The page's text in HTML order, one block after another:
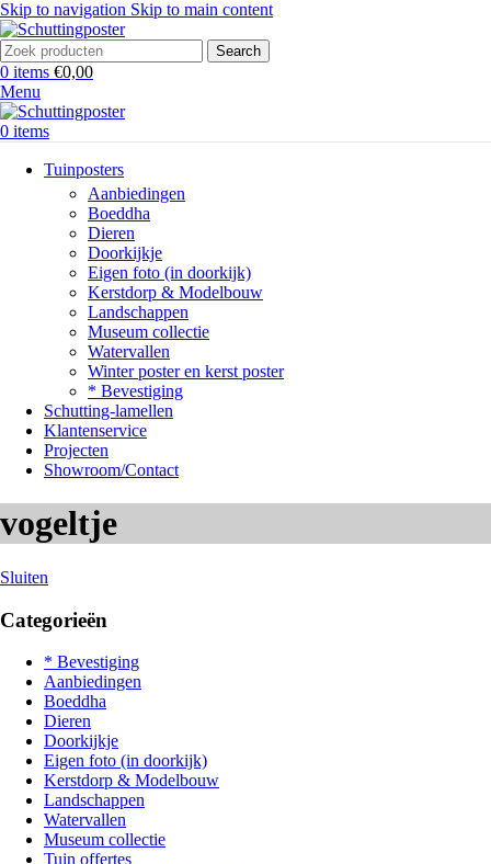
Skip to navigation Skip to main content
Search
0 items €0,00
Menu
0 items
Tuinposters
Aanbiedingen
Boeddha
Dieren
Doorkijkje
Eigen foto (in doorkijk)
Kerstdorp & Modelbouw
Landschappen
Museum collectie
Watervallen
Winter poster en kerst poster
* Bevestiging
Schutting-lamellen
Klantenservice
Projecten
Showroom/Contact
vogeltje
Sluiten
Categorieën
* Bevestiging
Aanbiedingen
Boeddha
Dieren
Doorkijkje
Eigen foto (in doorkijk)
Kerstdorp & Modelbouw
Landschappen
Watervallen
Museum collectie
Tuin offertes